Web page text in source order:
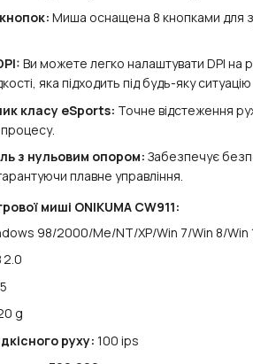
Миша оснащена 8 кнопками для
Ви можете легко налаштувати DPI на
яка підходить під будь-яку ситуацію
класу eSports: Точне відстеження
з нульовим опором: Забезпечує
плавне управління.
миші ONIKUMA CW911:
98/2000/Me/NT/XP/Win 7/Win 8/Win
2.0
g
руху: 100 ips